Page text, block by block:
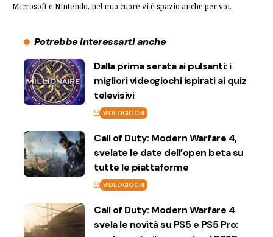
Microsoft e Nintendo, nel mio cuore vi è spazio anche per voi.
Potrebbe interessarti anche
Dalla prima serata ai pulsanti: i
migliori videogiochi ispirati ai quiz
televisivi
VIDEOGIOCHI
Call of Duty: Modern Warfare 4,
svelate le date dell’open beta su
tutte le piattaforme
VIDEOGIOCHI
Call of Duty: Modern Warfare 4
svela le novità su PS5 e PS5 Pro: